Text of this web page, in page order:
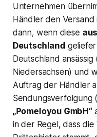
Unternehmen
Händler den
dann, wenn diese
Deutschland
Deutschland
Niedersachsen) und
Auftrag der Händler
Sendungsverfolgung
„Pomeloyou GmbH“
in der Regel, dass die